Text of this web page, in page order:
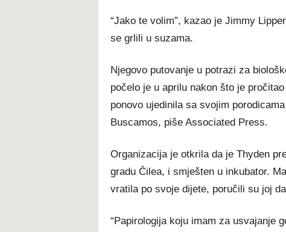
“Jako te volim”, kazao je Jimmy
se grlili u suzama.
Njegovo putovanje u potrazi za
počelo je u aprilu nakon što je
ponovo ujedinila sa svojim
Buscamos, piše Associated Press.
Organizacija je otkrila da je Thyden
gradu Čilea, i smješten u inkubator.
vratila po svoje dijete, poručili su joj
“Papirologija koju imam za usvajanje